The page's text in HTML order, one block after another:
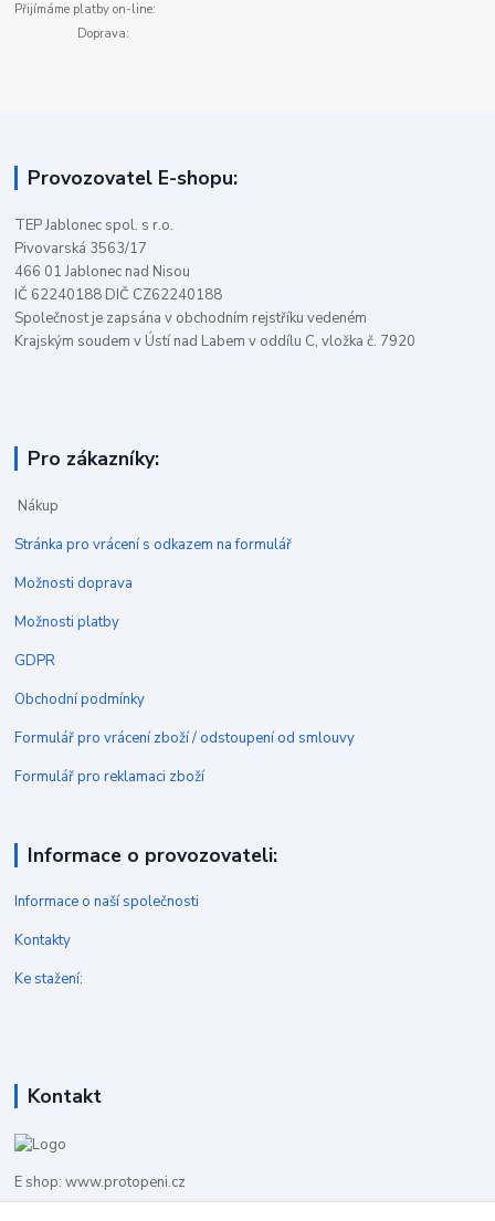
Přijímáme platby on-line:
Doprava:
Provozovatel E-shopu:
TEP Jablonec spol. s r.o.
Pivovarská 3563/17
466 01 Jablonec nad Nisou
IČ 62240188 DIČ CZ62240188
Společnost je zapsána v obchodním rejstříku vedeném
Krajským soudem v Ústí nad Labem v oddílu C, vložka č. 7920
Pro zákazníky:
Nákup
Stránka pro vrácení s odkazem na formulář
Možnosti doprava
Možnosti platby
GDPR
Obchodní podmínky
Formulář pro vrácení zboží / odstoupení od smlouvy
Formulář pro reklamaci zboží
Informace o provozovateli:
Informace o naší společnosti
Kontakty
Ke stažení:
Kontakt
E shop: www.protopeni.cz